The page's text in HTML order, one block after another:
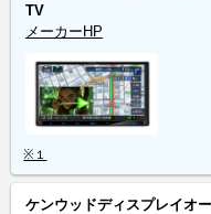
TV
メーカーHP
※１
ケンウッドディスプレイオ